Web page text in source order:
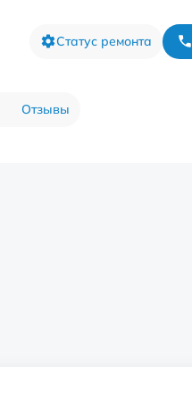
Статус ремонта
Отзывы